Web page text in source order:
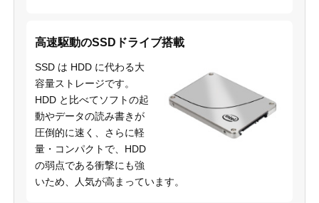
高速駆動のSSDドライブ搭載
SSD は HDD に代わる大
容量ストレージです。
HDD と比べてソフトの起
動やデータの読み書きが
圧倒的に速く、さらに軽
量・コンパクトで、HDD
の弱点である衝撃にも強
いため、人気が高まっています。